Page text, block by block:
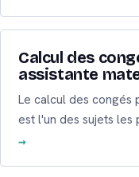
Calcul des
assistante
Le calcul des congés
est l'un des sujets les